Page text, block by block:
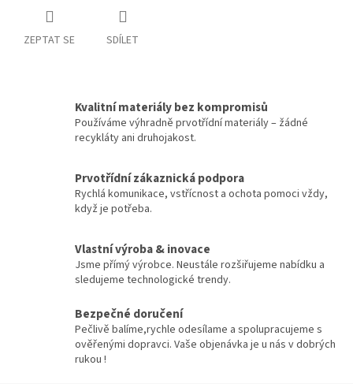
ZEPTAT SE SDÍLET
Kvalitní materiály bez kompromisů
Používáme výhradně prvotřídní materiály – žádné
recykláty ani druhojakost.
Prvotřídní zákaznická podpora
Rychlá komunikace, vstřícnost a ochota pomoci vždy,
když je potřeba.
Vlastní výroba & inovace
Jsme přímý výrobce. Neustále rozšiřujeme nabídku a
sledujeme technologické trendy.
Bezpečné doručení
Pečlivě balíme,rychle odesílame a spolupracujeme s
ověřenými dopravci. Vaše objenávka je u nás v dobrých
rukou !